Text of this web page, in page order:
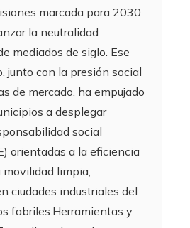
marcada para 2030
la neutralidad
mediados de siglo. Ese
junto con la presión social
de mercado, ha empujado
a desplegar
social
orientadas a la eficiencia
limpia,
ciudades industriales del
fabriles.Herramientas y